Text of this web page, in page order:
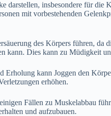
darstellen, insbesondere für die
mit vorbestehenden
des Körpers führen, da
kann. Dies kann zu Müdigkeit
Erholung kann Joggen den
erhöhen.
Fällen zu Muskelabbau
und aufzubauen.